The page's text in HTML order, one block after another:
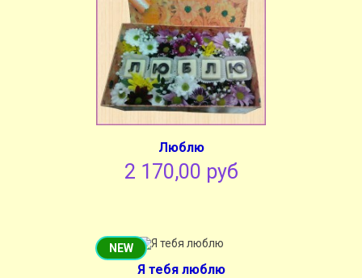
Люблю
2 170,00 руб
NEW
Я тебя люблю